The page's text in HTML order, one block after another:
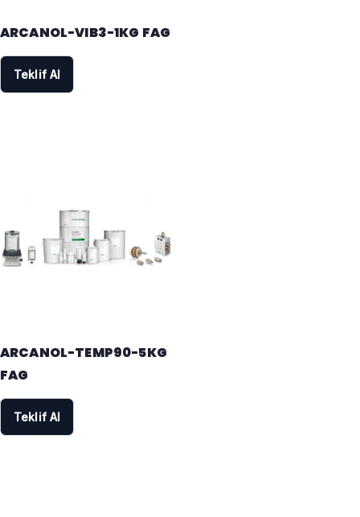
ARCANOL-VIB3-1KG FAG
Teklif Al
ARCANOL-TEMP90-5KG
FAG
Teklif Al